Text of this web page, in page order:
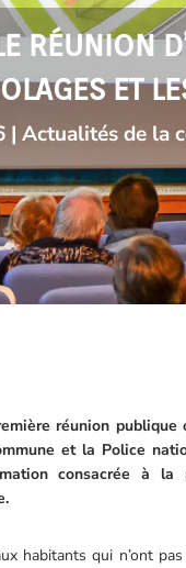
RÉUNION
ET
| Actualités de la
réunion publique
et la Police
consacrée à la
habitants qui n’ont